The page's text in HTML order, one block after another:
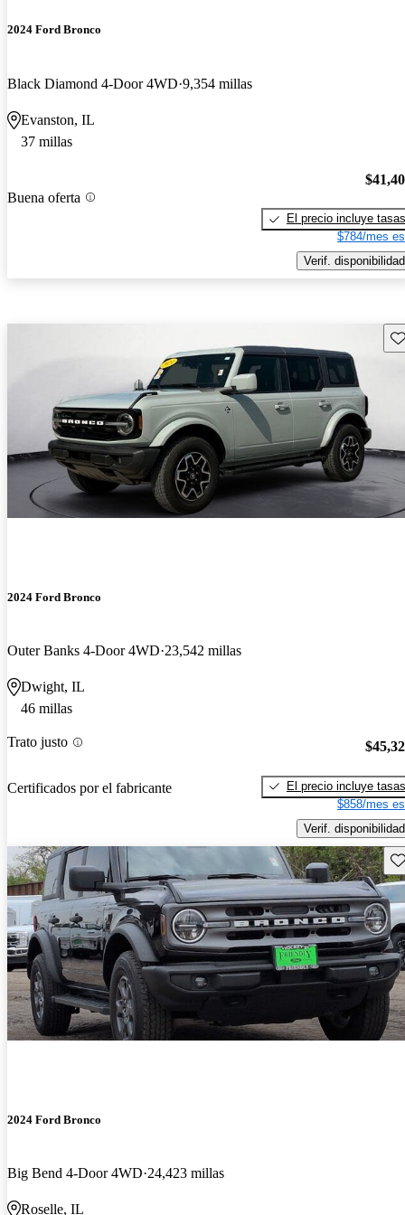
2024 Ford Bronco
Black Diamond 4-Door 4WD 9,354 millas
Evanston, IL
37 millas
Buena oferta
El precio incluye tasas
$784/mes
Verif. disponibilidad
2024 Ford Bronco
Outer Banks 4-Door 4WD 23,542 millas
Dwight, IL
46 millas
Trato justo
Certificados por el fabricante
El precio incluye tasas
$858/mes
Verif. disponibilidad
2024 Ford Bronco
Big Bend 4-Door 4WD 24,423 millas
Roselle, IL